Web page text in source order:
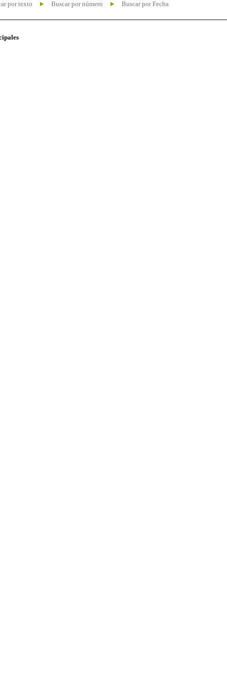
por texto Buscar por número Buscar por Fecha